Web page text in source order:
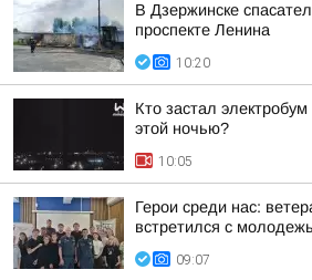
В Дзержинске
проспекте Ленина
10:20
Кто застал
этой ночью?
10:05
Герои среди нас:
встретился с
09:07